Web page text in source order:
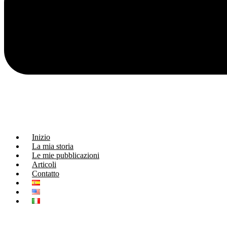
Inizio
La mia storia
Le mie pubblicazioni
Articoli
Contatto